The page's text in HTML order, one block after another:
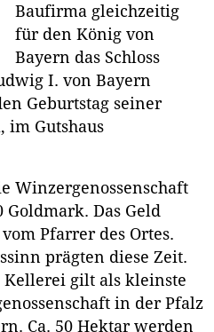
Baufirma gleichzeitig
für den König von
Bayern das Schloss
I. von Bayern
Geburtstag seiner
im Gutshaus
Winzergenossenschaft
Goldmark. Das Geld
Pfarrer des Ortes.
prägten diese Zeit.
Kellerei gilt als kleinste
in der Pfalz
Ca. 50 Hektar werden